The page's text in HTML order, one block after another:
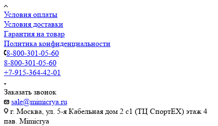
Условия оплаты
Условия доставки
Гарантия на товар
Политика конфиденциальности
8-800-301-05-60
8-800-301-05-60
+7-915-364-42-01
Заказать звонок
sale@mimicrya.ru
г. Москва, ул. 5-я Кабельная дом 2 с1 (ТЦ СпортEX) этаж 4
пав. Mimicrya